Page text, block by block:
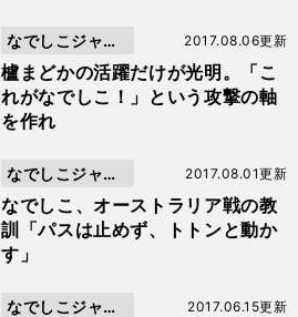
櫨まどかの活躍だけが光明。「こ
れがなでしこ！」という攻撃の軸
を作れ
2017.08.06更新
なでしこジャパ
ン
なでしこ、オーストラリア戦の教
訓「パスは止めず、トトンと動か
す」
2017.08.01更新
なでしこジャパ
ン
2017.06.15更新
なでしこジャパ